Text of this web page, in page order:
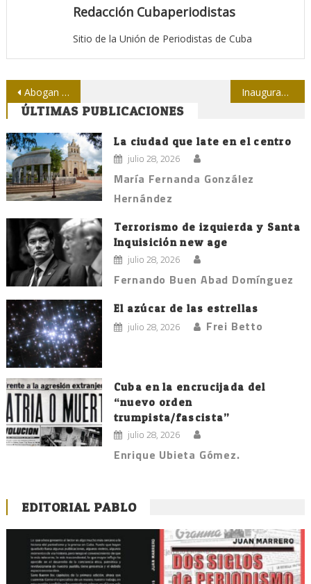
Redacción Cubaperiodistas
Sitio de la Unión de Periodistas de Cuba
Navegación
de
entradas
Abogan en Costa Rica por oficina de Prensa Latina Inaugurada la XXV Feria Internacional del Libro de La Habana
ÚLTIMAS PUBLICACIONES
La ciudad que late en el centro
julio 28, 2026
María Fernanda González
Hernández
Terrorismo de izquierda y Santa
Inquisición new age
julio 28, 2026
Fernando Buen Abad Domínguez
El azúcar de las estrellas
julio 28, 2026 Frei Betto
Cuba en la encrucijada del
“nuevo orden
trumpista/fascista”
julio 28, 2026
Enrique Ubieta Gómez.
EDITORIAL PABLO